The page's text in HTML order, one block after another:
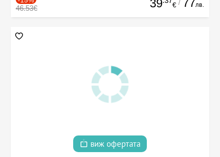
46.53€ 39 € / лв.
виж офертата